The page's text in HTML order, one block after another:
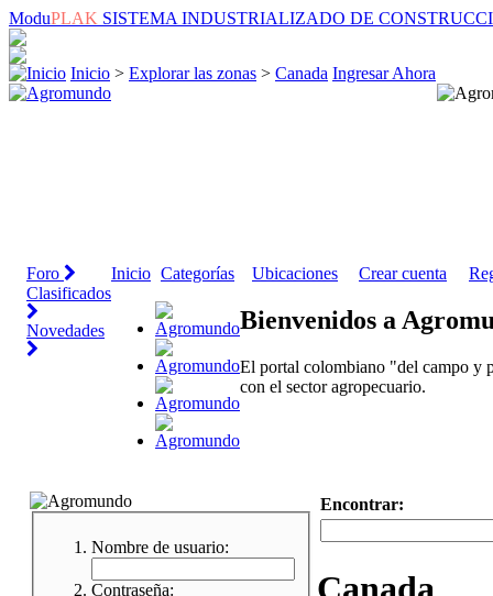
ModuPLAK SISTEMA INDUSTRIALIZADO DE
Inicio > Explorar las zonas > Canada Ingresar Ahora
Foro
Clasificados
Novedades
Inicio Categorías Ubicaciones Crear cuenta
Bienvenidos a
El portal colombiano "del campo y
con el sector agropecuario.
Nombre de usuario:
Contraseña:
Encontrar: